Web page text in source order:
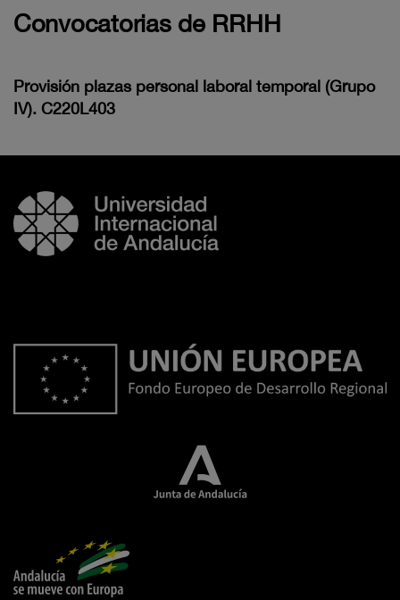
Convocatorias de RRHH
Provisión plazas personal laboral temporal (Grupo
IV). C220L403